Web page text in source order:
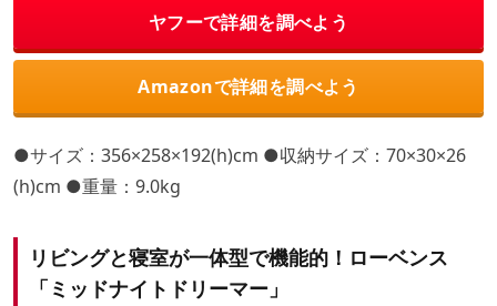
ヤフーで詳細を調べよう
Amazonで詳細を調べよう
●サイズ：356×258×192(h)cm ●収納サイズ：70×30×26
(h)cm ●重量：9.0kg
リビングと寝室が一体型で機能的！ローベンス
「ミッドナイトドリーマー」